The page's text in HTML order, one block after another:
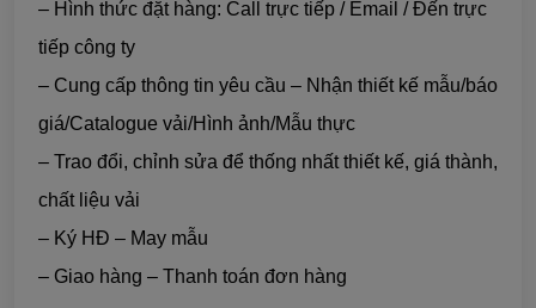
– Hình thức đặt hàng: Call trực tiếp / Email / Đến trực
tiếp công ty
– Cung cấp thông tin yêu cầu – Nhận thiết kế mẫu/báo
giá/Catalogue vải/Hình ảnh/Mẫu thực
– Trao đổi, chỉnh sửa để thống nhất thiết kế, giá thành,
chất liệu vải
– Ký HĐ – May mẫu
– Giao hàng – Thanh toán đơn hàng